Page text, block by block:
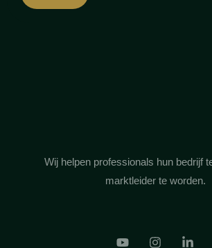
Wij helpen professionals hun bedrijf
marktleider te worden.